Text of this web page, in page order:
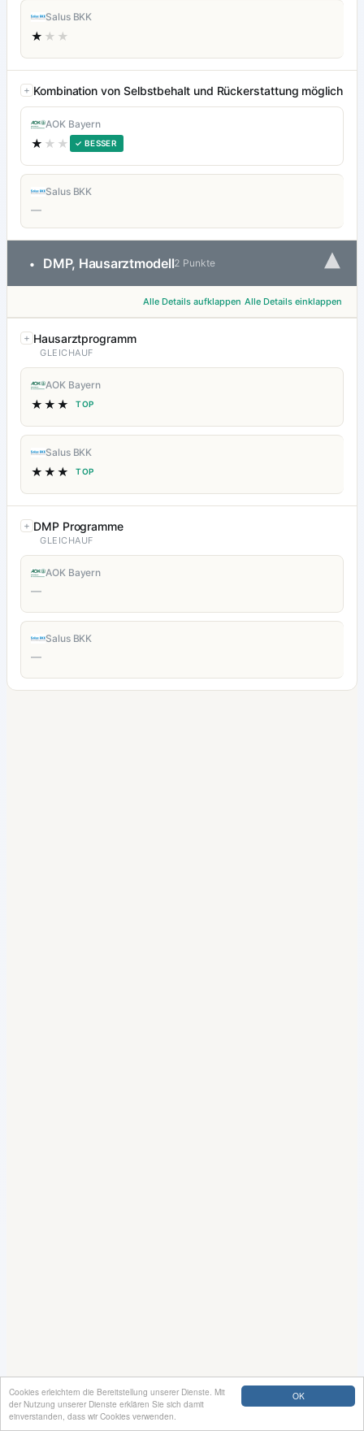
OK
Cookies erleichtern die Bereitstellung unserer Dienste. Mit
der Nutzung unserer Dienste erklären Sie sich damit
einverstanden, dass wir Cookies verwenden.
Salus BKK
★ ★★
Kombination von Selbstbehalt und Rückerstattung möglich
AOK Bayern
★ ★★ ✓ BESSER
Salus BKK
—
• DMP, Hausarztmodell2 Punkte ▾
Alle Details aufklappen Alle Details einklappen
Hausarztprogramm
GLEICHAUF
AOK Bayern
★★★ TOP
Salus BKK
★★★ TOP
DMP Programme
GLEICHAUF
AOK Bayern
—
Salus BKK
—